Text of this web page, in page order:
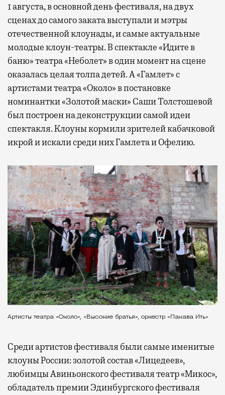
1 августа, в основной день фестиваля, на двух
сценах до самого заката выступали и мэтры
отечественной клоунады, и самые актуальные
молодые клоун-театры. В спектакле «Идите в
баню» театра «Неболет» в один момент на сцене
оказалась целая толпа детей. А «Гамлет» с
артистами театра «Около» в постановке
номинантки «Золотой маски» Саши Толстошевой
был построен на деконструкции самой идеи
спектакля. Клоуны кормили зрителей кабачковой
икрой и искали среди них Гамлета и Офелию.
Артисты театра «Около», «Высокие братья», оркестр «Пакава Ить»
Среди артистов фестиваля были самые именитые
клоуны России: золотой состав «Лицедеев»,
любимцы Авиньонского фестиваля театр «Микос»,
обладатель премии Эдинбургского фестиваля